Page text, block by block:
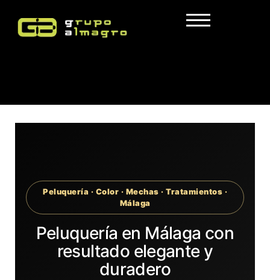
Peluquería · Color · Mechas · Tratamientos ·
Málaga
Peluquería en Málaga con
resultado elegante y
duradero